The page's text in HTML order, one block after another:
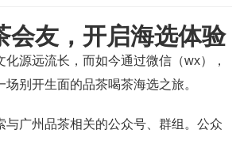
会友，开启海选体验
源远流长，而如今通过微信（wx），
别开生面的品茶喝茶海选之旅。
与广州品茶相关的公众号、群组。公众